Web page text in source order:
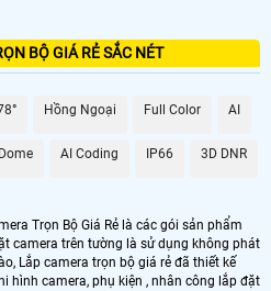
2K
ngoại 80m
BỘ GIÁ RẺ SẮC NÉT
Hồng Ngoại Full Color AI
AI Coding IP66 3D DNR
Trọn Bộ Giá Rẻ là các gói sản phẩm
camera trên tường là sử dụng không phát
Lắp camera trọn bộ giá rẻ đã thiết kế
hình camera, phụ kiện , nhân công lắp đặt